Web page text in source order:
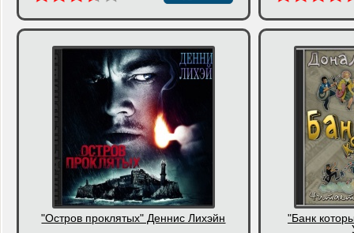
"Остров проклятых" Деннис Лихэйн
"Банк